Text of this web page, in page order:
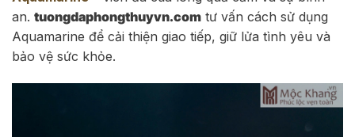
an. tuongdaphongthuyvn.com tư vấn cách sử dụng
Aquamarine để cải thiện giao tiếp, giữ lửa tình yêu và
bảo vệ sức khỏe.